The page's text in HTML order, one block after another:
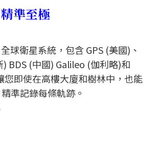
準至極
球衛星系統，包含 GPS (美國)、
BDS (中國) Galileo (伽利略)和
您即使在高樓大廈和樹林中，也能
準記錄每條軌跡。